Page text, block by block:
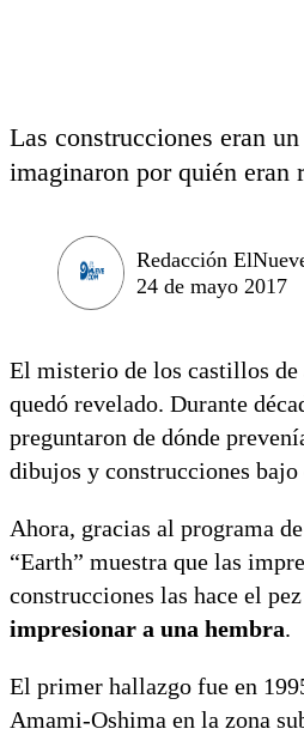
Las construcciones eran
imaginaron por quién eran
Redacción
24 de mayo 2017
El misterio de los castillos de
quedó revelado. Durante
preguntaron de dónde
dibujos y construcciones bajo
Ahora, gracias al programa
“Earth” muestra que las
construcciones las hace el
impresionar a una hembra.
El primer hallazgo fue en
Amami-Oshima en la zona